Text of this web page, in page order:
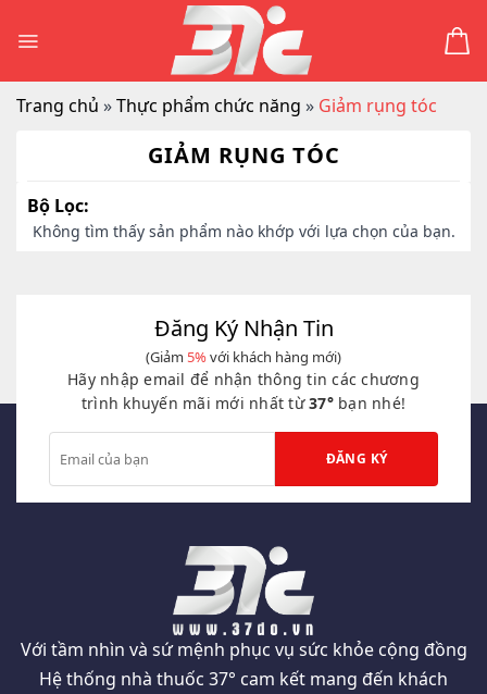
Trang chủ »Thực phẩm chức năng » Giảm rụng tóc
GIẢM RỤNG TÓC
Bộ Lọc:
Không tìm thấy sản phẩm nào khớp với lựa chọn của bạn.
Đăng Ký Nhận Tin
(Giảm 5%với khách hàng mới)
Hãy nhập email để nhận thông tin các chương
trình khuyến mãi mới nhất từ37°bạn nhé!
Với tầm nhìn và sứ mệnh phục vụ sức khỏe cộng đồng
Hệ thống nhà thuốc 37° cam kết mang đến khách